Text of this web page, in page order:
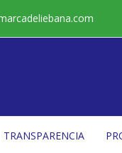
TRANSPARENCIA